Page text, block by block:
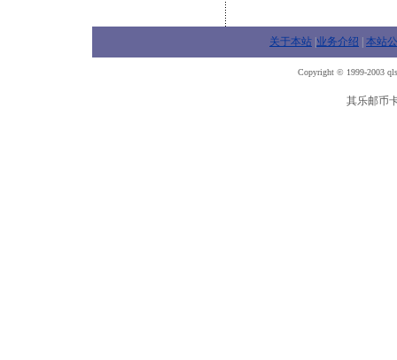
关于本站 业务介绍 本站
Copyright © 1999-2003
其乐邮币